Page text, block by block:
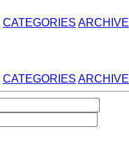
CATEGORIES ARCHIVE
CATEGORIES ARCHIVE